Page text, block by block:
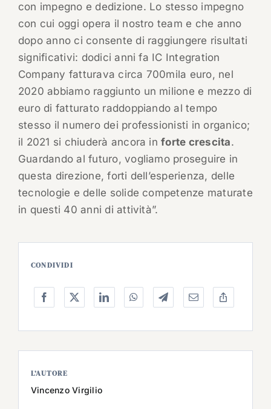
con impegno e dedizione. Lo stesso impegno
con cui oggi opera il nostro team e che anno
dopo anno ci consente di raggiungere risultati
significativi: dodici anni fa IC Integration
Company fatturava circa 700mila euro, nel
2020 abbiamo raggiunto un milione e mezzo di
euro di fatturato raddoppiando al tempo
stesso il numero dei professionisti in organico;
il 2021 si chiuderà ancora inforte crescita.
Guardando al futuro, vogliamo proseguire in
questa direzione, forti dell’esperienza, delle
tecnologie e delle solide competenze maturate
in questi 40 anni di attività”.
CONDIVIDI
L’AUTORE
Vincenzo Virgilio